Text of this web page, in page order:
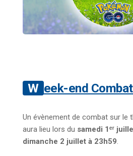
Week-end
Un évènement de combat sur le
aura lieu lors du samedi 1ᵉʳ
dimanche 2 juillet à 23h59.